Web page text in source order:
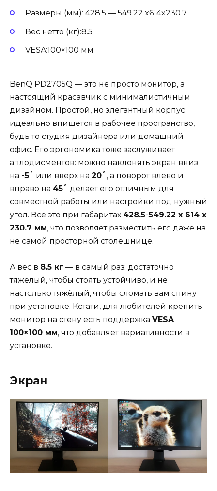
Размеры (мм): 428.5 — 549.22 x614x230.7
Вес нетто (кг):8.5
VESA:100×100 мм
BenQ PD2705Q — это не просто монитор, а
настоящий красавчик с минималистичным
дизайном. Простой, но элегантный корпус
идеально впишется в рабочее пространство,
будь то студия дизайнера или домашний
офис. Его эргономика тоже заслуживает
аплодисментов: можно наклонять экран вниз
на -5˚ или вверх на 20˚ , а поворот влево и
вправо на 45˚ делает его отличным для
совместной работы или настройки под нужный
угол. Всё это при габаритах 428.5-549.22 x 614 x
230.7 мм, что позволяет разместить его даже на
не самой просторной столешнице.
А вес в 8.5 кг — в самый раз: достаточно
тяжёлый, чтобы стоять устойчиво, и не
настолько тяжёлый, чтобы сломать вам спину
при установке. Кстати, для любителей крепить
монитор на стену есть поддержка VESA
100×100 мм, что добавляет вариативности в
установке.
Экран